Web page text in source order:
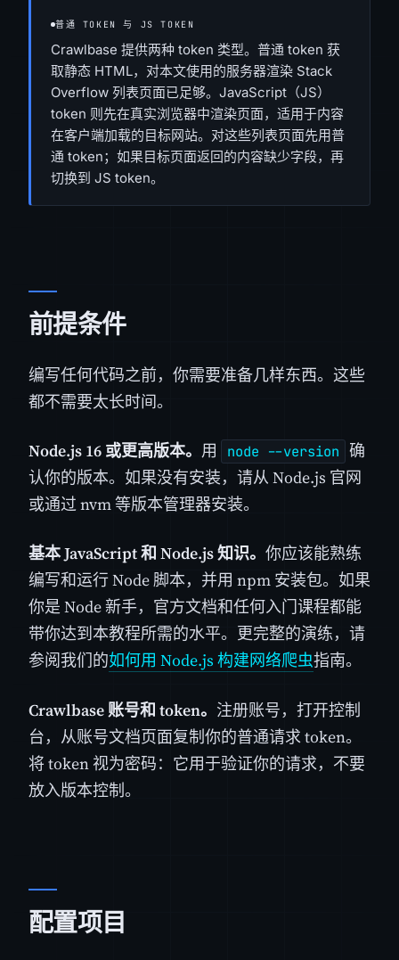
普通 TOKEN 与 JS TOKEN
Crawlbase 提供两种 token 类型。普通 token 获
取静态 HTML，对本文使用的服务器渲染 Stack
Overflow 列表页面已足够。JavaScript（JS）
token 则先在真实浏览器中渲染页面，适用于内容
在客户端加载的目标网站。对这些列表页面先用普
通 token；如果目标页面返回的内容缺少字段，再
切换到 JS token。
前提条件
编写任何代码之前，你需要准备几样东西。这些
都不需要太长时间。
Node.js 16 或更高版本。 用 node --version 确
认你的版本。如果没有安装，请从 Node.js 官网
或通过 nvm 等版本管理器安装。
基本 JavaScript 和 Node.js 知识。 你应该能熟练
编写和运行 Node 脚本，并用 npm 安装包。如果
你是 Node 新手，官方文档和任何入门课程都能
带你达到本教程所需的水平。更完整的演练，请
参阅我们的如何用 Node.js 构建网络爬虫指南。
Crawlbase 账号和 token。 注册账号，打开控制
台，从账号文档页面复制你的普通请求 token。
将 token 视为密码：它用于验证你的请求，不要
放入版本控制。
配置项目